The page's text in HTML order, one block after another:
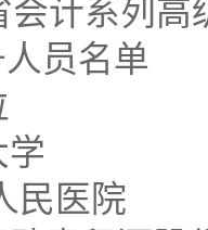
会计系列高
员名单
学
民医院